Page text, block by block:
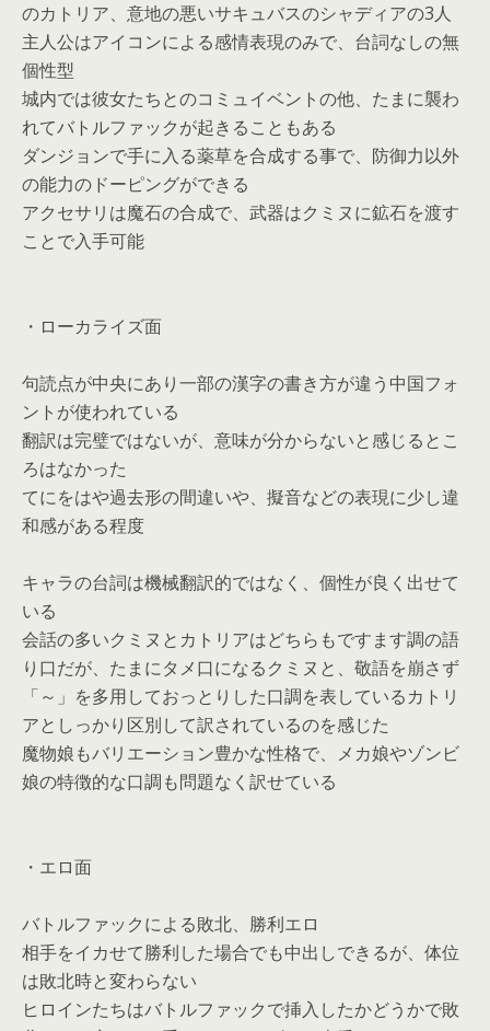
のカトリア、意地の悪いサキュバスのシャディアの3人
主人公はアイコンによる感情表現のみで、台詞なしの無
個性型
城内では彼女たちとのコミュイベントの他、たまに襲わ
れてバトルファックが起きることもある
ダンジョンで手に入る薬草を合成する事で、防御力以外
の能力のドーピングができる
アクセサリは魔石の合成で、武器はクミヌに鉱石を渡す
ことで入手可能
・ローカライズ面
句読点が中央にあり一部の漢字の書き方が違う中国フォ
ントが使われている
翻訳は完璧ではないが、意味が分からないと感じるとこ
ろはなかった
てにをはや過去形の間違いや、擬音などの表現に少し違
和感がある程度
キャラの台詞は機械翻訳的ではなく、個性が良く出せて
いる
会話の多いクミヌとカトリアはどちらもですます調の語
り口だが、たまにタメ口になるクミヌと、敬語を崩さず
「～」を多用しておっとりした口調を表しているカトリ
アとしっかり区別して訳されているのを感じた
魔物娘もバリエーション豊かな性格で、メカ娘やゾンビ
娘の特徴的な口調も問題なく訳せている
・エロ面
バトルファックによる敗北、勝利エロ
相手をイカせて勝利した場合でも中出しできるが、体位
は敗北時と変わらない
ヒロインたちはバトルファックで挿入したかどうかで敗